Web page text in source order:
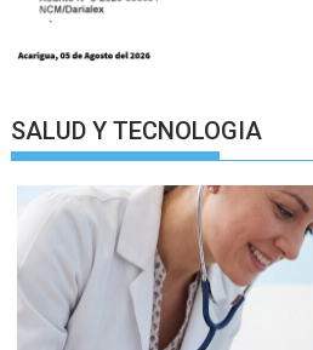
SALUD Y TECNOLOGIA